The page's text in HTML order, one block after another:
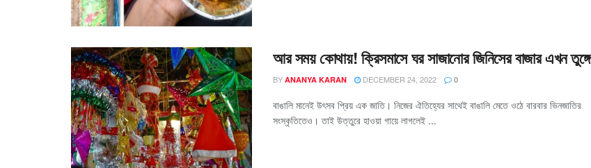
আর সময় কোথায়! ক্রিসমাসে ঘর সাজানোর জিনিসের বাজার এখন তুঙ্গে
BY ANANYA KARAN DECEMBER 24, 2022 0
বাঙালি মানেই উৎসব প্রিয় এক জাতি। নিজের ঐতিহ্যের সাথেই বাঙালি মেতে ওঠে বারবার ভিনজাতির
সংস্কৃতিতেও। তাই উত্তুরে হাওয়া গায়ে লাগলেই ...